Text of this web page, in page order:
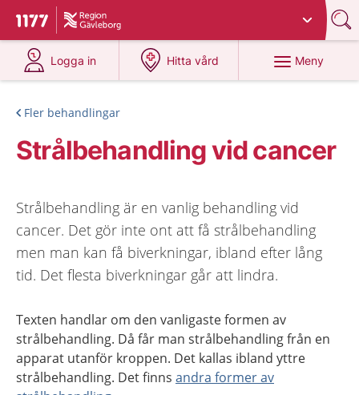
Till startsidan för 1177
Du har valt region
Logga in
på 1177.se
Hitta vård
på 1177.se
Meny
Fler behandlingar
Strålbehandling vid cancer
Strålbehandling är en vanlig behandling vid
cancer. Det gör inte ont att få strålbehandling
men man kan få biverkningar, ibland efter lång
tid. Det flesta biverkningar går att lindra.
Texten handlar om den vanligaste formen av
strålbehandling. Då får man strålbehandling från en
apparat utanför kroppen. Det kallas ibland yttre
strålbehandling. Det finns andra former av